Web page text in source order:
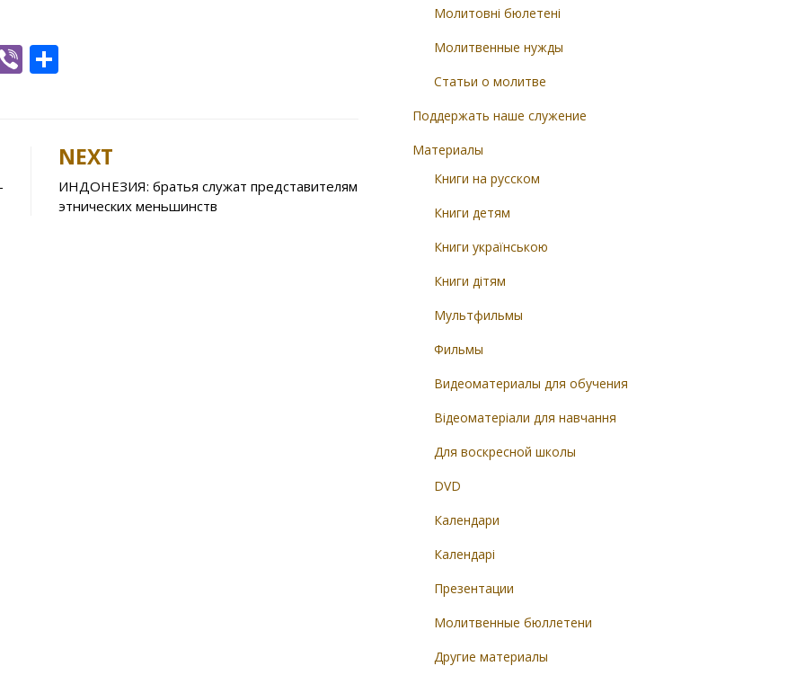
Vi
b
e
NEXT
ИНДОНЕЗИЯ: братья служат представителям
этнических меньшинств
Молитовні бюлетені
Молитвенные нужды
Статьи о молитве
Поддержать наше служение
Материалы
Книги на русском
Книги детям
Книги українською
Книги дітям
Мультфильмы
Фильмы
Видеоматериалы для обучения
Відеоматеріали для навчання
Для воскресной школы
DVD
Календари
Календарі
Презентации
Молитвенные бюллетени
Другие материалы